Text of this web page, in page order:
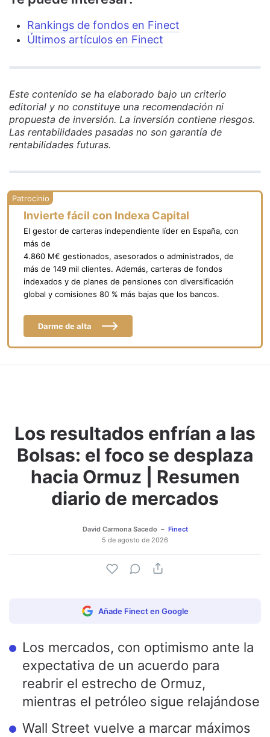
Rankings de fondos en Finect
Últimos artículos en Finect
Este contenido se ha elaborado bajo un criterio
editorial y no constituye una recomendación ni
propuesta de inversión. La inversión contiene riesgos.
Las rentabilidades pasadas no son garantía de
rentabilidades futuras.
Invierte fácil con Indexa Capital
El gestor de carteras independiente líder en España, con
más de
4.860 M€ gestionados, asesorados o administrados, de
más de 149 mil clientes. Además, carteras de fondos
indexados y de planes de pensiones con diversificación
global y comisiones 80 % más bajas que los bancos.
Darme de alta
Los resultados enfrían a las
Bolsas: el foco se desplaza
hacia Ormuz | Resumen
diario de mercados
David Carmona Sacedo
Finect
5 de agosto de 2026
Añade Finect en Google
Los mercados, con optimismo ante la
expectativa de un acuerdo para
reabrir el estrecho de Ormuz,
mientras el petróleo sigue relajándose
Wall Street vuelve a marcar máximos